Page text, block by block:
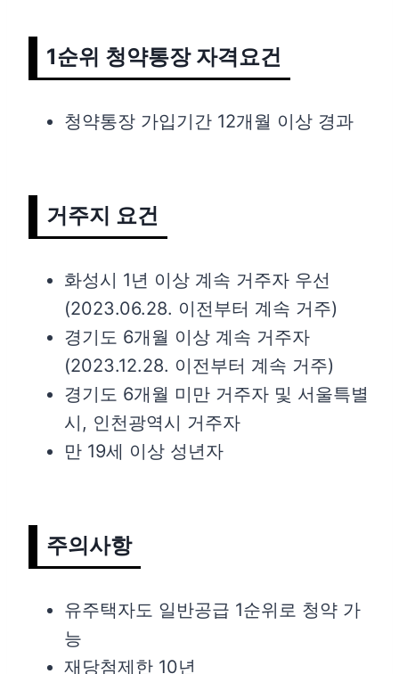
1순위 청약통장 자격요건
청약통장 가입기간 12개월 이상 경과
거주지 요건
화성시 1년 이상 계속 거주자 우선
(2023.06.28. 이전부터 계속 거주)
경기도 6개월 이상 계속 거주자
(2023.12.28. 이전부터 계속 거주)
경기도 6개월 미만 거주자 및 서울특별
시, 인천광역시 거주자
만 19세 이상 성년자
주의사항
유주택자도 일반공급 1순위로 청약 가
능
재당첨제한 10년